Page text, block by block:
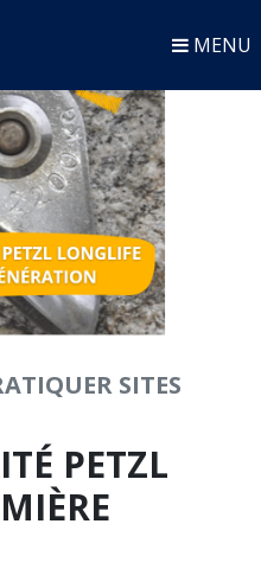
MENU
SITES
PETZL